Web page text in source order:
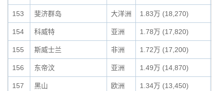
153 斐济群岛 大洋洲 1.83万 (18,270)
154 科威特 亚洲 1.78万 (17,820)
155 斯威士兰 非洲 1.72万 (17,200)
156 东帝汶 亚洲 1.49万 (14,870)
157 黑山 欧洲 1.34万 (13,450)